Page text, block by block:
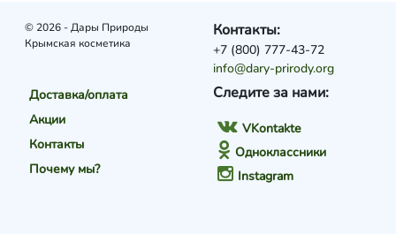
© 2026 - Дары Природы
Крымская косметика
Доставка/оплата
Акции
Контакты
Почему мы?
Следите за нами:
VKontakte
Одноклассники
Instagram
Контакты:
+7 (800) 777-43-72
info@dary-prirody.org